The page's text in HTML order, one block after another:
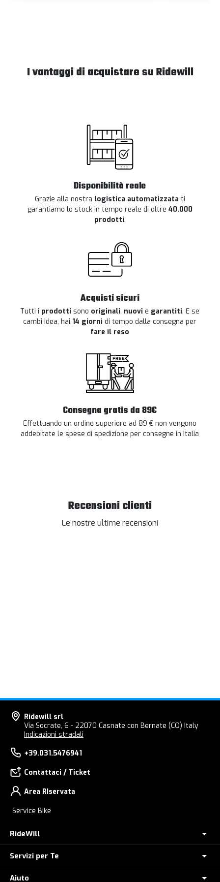
I vantaggi di acquistare su Ridewill
Disponibilità reale
Grazie alla nostra logistica automatizzata ti
garantiamo lo stock in tempo reale di oltre 40.000
prodotti.
Acquisti sicuri
Tutti i prodotti sono originali, nuovi e garantiti. E se
cambi idea, hai 14 giorni di tempo dalla consegna per
fare il reso
Consegna gratis da 89€
Effettuando un ordine superiore ad 89 € non vengono
addebitate le spese di spedizione per consegne in Italia
Recensioni clienti
Le nostre ultime recensioni
Ridewill srl
Via Socrate, 6 - 22070 Casnate con Bernate (CO) Italy
Indicazioni stradali
+39.031.5476941
Contattaci / Ticket
Area RIservata
Service Bike
RideWill
Chi Siamo
Dove siamo
Servizi per Te
Aiuto